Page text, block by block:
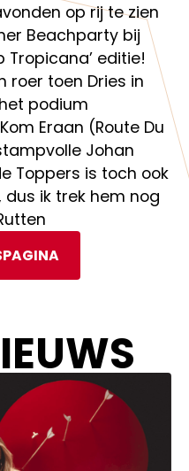
op rij te zien
Beachparty bij
Tropicana’ editie!
roer toen Dries in
podium
Eraan (Route Du
Johan
Toppers is toch ook
ik trek hem nog